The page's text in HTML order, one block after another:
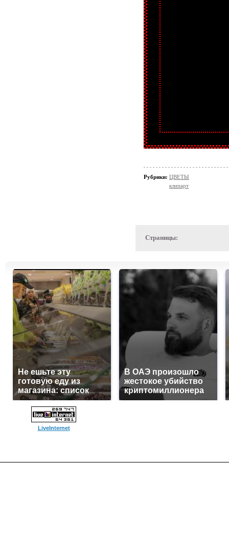
Рубрики: ЦВЕТЫ
клипарт
Страницы:
Не ешьте эту
готовую еду из
магазина: список
В ОАЭ произошло
жестокое убийство
криптомиллионера
LiveInternet